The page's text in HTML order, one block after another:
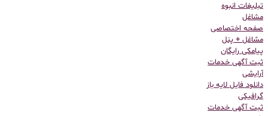
تبلیغات انبوه
مشاغل
صفحه اختصاصی
مشاغل + پنل
پیامکی رایگان
ثبت آگهی خدمات
آرایشی
دانلود فایل لایه باز
گرافیکی
ثبت آگهی خدمات